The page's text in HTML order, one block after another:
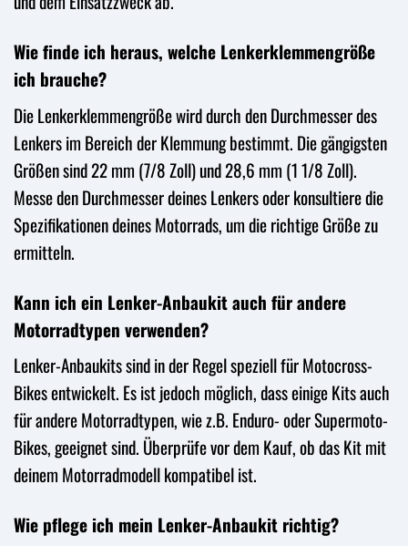
Wie finde ich heraus, welche Lenkerklemmengröße
ich brauche?
Die Lenkerklemmengröße wird durch den Durchmesser des
Lenkers im Bereich der Klemmung bestimmt. Die gängigsten
Größen sind 22 mm (7/8 Zoll) und 28,6 mm (1 1/8 Zoll).
Messe den Durchmesser deines Lenkers oder konsultiere die
Spezifikationen deines Motorrads, um die richtige Größe zu
ermitteln.
Kann ich ein Lenker-Anbaukit auch für andere
Motorradtypen verwenden?
Lenker-Anbaukits sind in der Regel speziell für Motocross-
Bikes entwickelt. Es ist jedoch möglich, dass einige Kits auch
für andere Motorradtypen, wie z.B. Enduro- oder Supermoto-
Bikes, geeignet sind. Überprüfe vor dem Kauf, ob das Kit mit
deinem Motorradmodell kompatibel ist.
Wie pflege ich mein Lenker-Anbaukit richtig?